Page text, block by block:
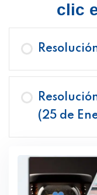
clic
(25 de